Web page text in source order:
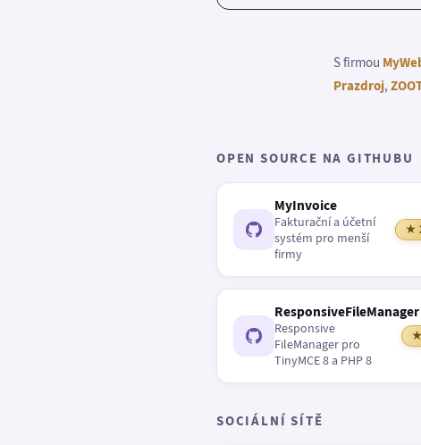
S firmou
Prazdroj,
OPEN SOURCE NA GITHUBU
MyInvoice
Fakturační a účetní
systém pro menší
firmy
★
ResponsiveFileManager
Responsive
FileManager pro
TinyMCE 8 a PHP 8
SOCIÁLNÍ SÍTĚ